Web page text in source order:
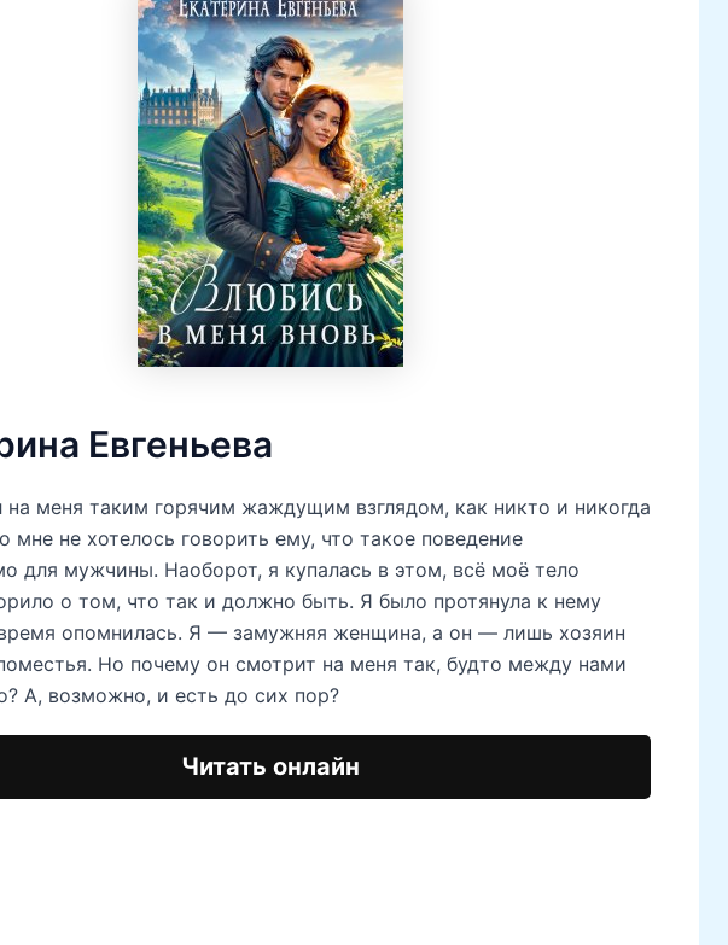
Евгеньева
на меня таким горячим жаждущим взглядом, как никто и никогда
мне не хотелось говорить ему, что такое поведение
для мужчины. Наоборот, я купалась в этом, всё моё тело
о том, что так и должно быть. Я было протянула к нему
опомнилась. Я — замужняя женщина, а он — лишь хозяин
Но почему он смотрит на меня так, будто между нами
А, возможно, и есть до сих пор?
Читать онлайн